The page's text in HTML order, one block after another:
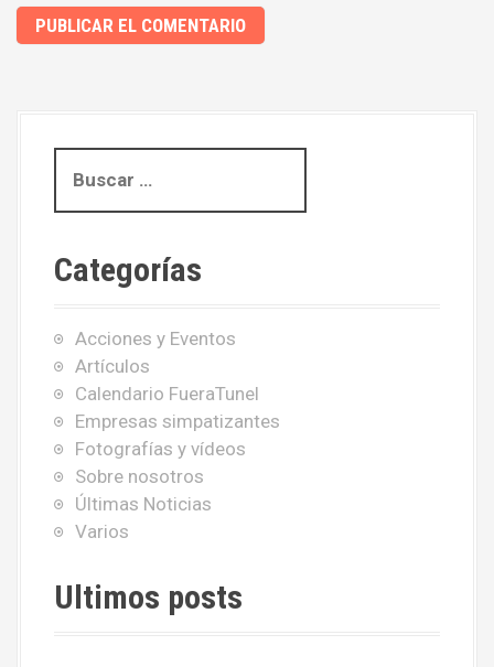
s
a
Categorías
Acciones y Eventos
Artículos
Calendario FueraTunel
Empresas simpatizantes
Fotografías y vídeos
Sobre nosotros
Últimas Noticias
Varios
Ultimos posts